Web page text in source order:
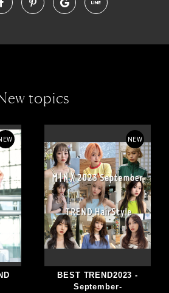
topics
NEW
BEST TREND2023 -
September-